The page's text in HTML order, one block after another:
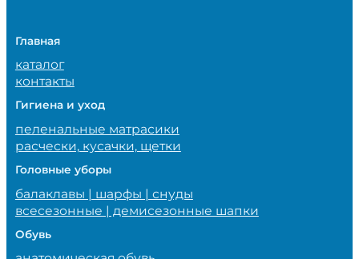
Главная
каталог
контакты
Гигиена и уход
пеленальные матрасики
расчески, кусачки, щетки
Головные уборы
балаклавы | шарфы | снуды
всесезонные | демисезонные шапки
Обувь